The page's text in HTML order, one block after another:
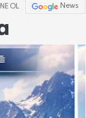
OL News